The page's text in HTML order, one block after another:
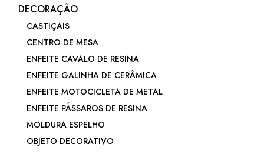
DECORAÇÃO
CASTIÇAIS
CENTRO DE MESA
ENFEITE CAVALO DE RESINA
ENFEITE GALINHA DE CERÂMICA
ENFEITE MOTOCICLETA DE METAL
ENFEITE PÁSSAROS DE RESINA
MOLDURA ESPELHO
OBJETO DECORATIVO